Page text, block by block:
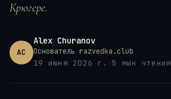
Крюгере.
AC
Alex Churanov
Основатель razvedka.club
19 июня 2026 г. · 5 мин чтения